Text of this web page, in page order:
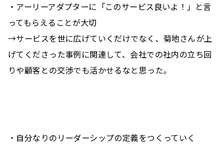
・アーリーアダプターに「このサービス良いよ！」と言
ってもらえることが大切
→サービスを世に広げていくだけでなく、菊地さんが上
げてくださった事例に関連して、会社での社内の立ち回
りや顧客との交渉でも活かせるなと思った。
・自分なりのリーダーシップの定義をつくっていく